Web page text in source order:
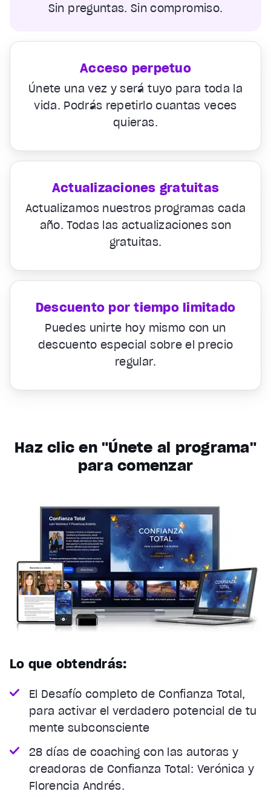
Sin preguntas. Sin compromiso.
Acceso perpetuo
Únete una vez y será tuyo para toda la
vida. Podrás repetirlo cuantas veces
quieras.
Actualizaciones gratuitas
Actualizamos nuestros programas cada
año. Todas las actualizaciones son
gratuitas.
Descuento por tiempo limitado
Puedes unirte hoy mismo con un
descuento especial sobre el precio
regular.
Haz clic en "Únete al programa"
para comenzar
Lo que obtendrás:
El Desafío completo de Confianza Total,
para activar el verdadero potencial de tu
mente subconsciente
28 días de coaching con las autoras y
creadoras de Confianza Total: Verónica y
Florencia Andrés.